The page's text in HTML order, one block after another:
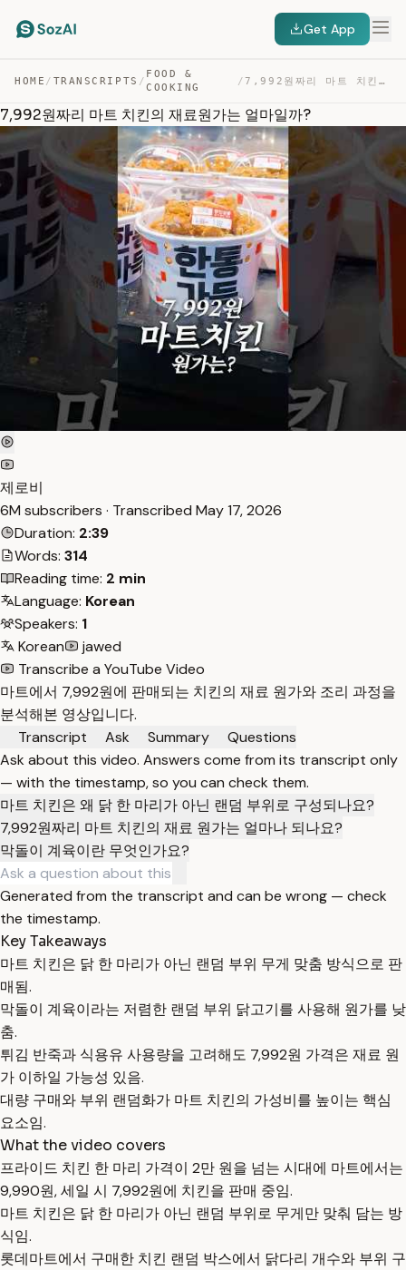
Get App
HOME / TRANSCRIPTS /
FOOD &
COOKING
/ 7,992원짜리 마트 치킨의 재료원가는 얼마일까? — TRANSCRIPT
7,992원짜리 마트 치킨의 재료원가는 얼마일까?
제로비
6M subscribers · Transcribed May 17, 2026
Duration: 2:39
Words: 314
Reading time: 2 min
Language: Korean
Speakers: 1
Korean
jawed
Transcribe a YouTube Video
마트에서 7,992원에 판매되는 치킨의 재료 원가와 조리 과정을
분석해본 영상입니다.
Transcript
Ask Summary
Questions
Ask about this video. Answers come from its transcript only
— with the timestamp, so you can check them.
마트 치킨은 왜 닭 한 마리가 아닌 랜덤 부위로 구성되나요?
7,992원짜리 마트 치킨의 재료 원가는 얼마나 되나요?
막돌이 계육이란 무엇인가요?
Generated from the transcript and can be wrong — check
the timestamp.
Key Takeaways
마트 치킨은 닭 한 마리가 아닌 랜덤 부위 무게 맞춤 방식으로 판
매됨.
막돌이 계육이라는 저렴한 랜덤 부위 닭고기를 사용해 원가를 낮
춤.
튀김 반죽과 식용유 사용량을 고려해도 7,992원 가격은 재료 원
가 이하일 가능성 있음.
대량 구매와 부위 랜덤화가 마트 치킨의 가성비를 높이는 핵심
요소임.
What the video covers
프라이드 치킨 한 마리 가격이 2만 원을 넘는 시대에 마트에서는
9,990원, 세일 시 7,992원에 치킨을 판매 중임.
마트 치킨은 닭 한 마리가 아닌 랜덤 부위로 무게만 맞춰 담는 방
식임.
롯데마트에서 구매한 치킨 랜덤 박스에서 닭다리 개수와 부위 구